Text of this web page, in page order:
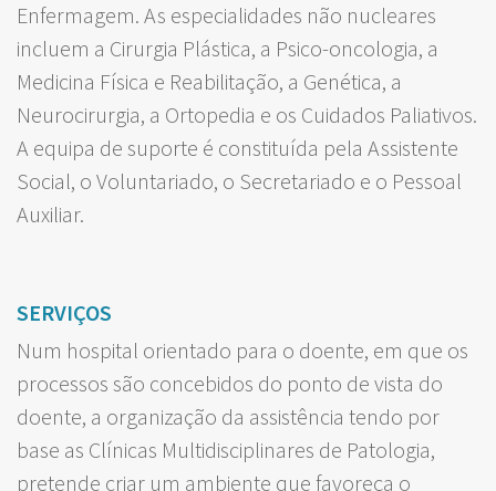
Enfermagem. As especialidades não nucleares
incluem a Cirurgia Plástica, a Psico-oncologia, a
Medicina Física e Reabilitação, a Genética, a
Neurocirurgia, a Ortopedia e os Cuidados Paliativos.
A equipa de suporte é constituída pela Assistente
Social, o Voluntariado, o Secretariado e o Pessoal
Auxiliar.
SERVIÇOS
Num hospital orientado para o doente, em que os
processos são concebidos do ponto de vista do
doente, a organização da assistência tendo por
base as Clínicas Multidisciplinares de Patologia,
pretende criar um ambiente que favoreça o